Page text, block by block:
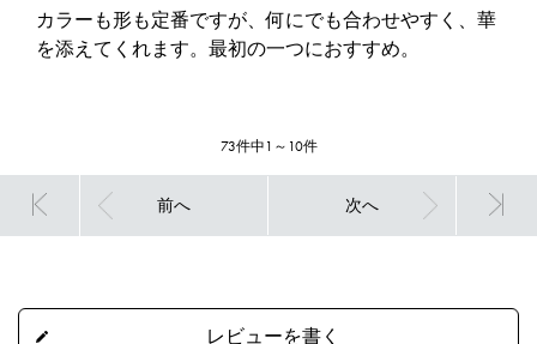
カラーも形も定番ですが、何にでも合わせやすく、華
を添えてくれます。最初の一つにおすすめ。
73件中1～10件
前へ 次へ